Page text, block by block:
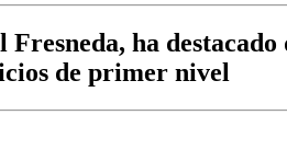
ha
de primer nivel